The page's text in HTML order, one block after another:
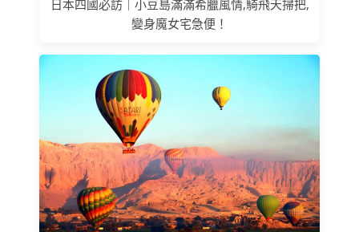
日本四國必訪｜小豆島滿滿希臘風情,騎飛天掃把,
變身魔女宅急便！